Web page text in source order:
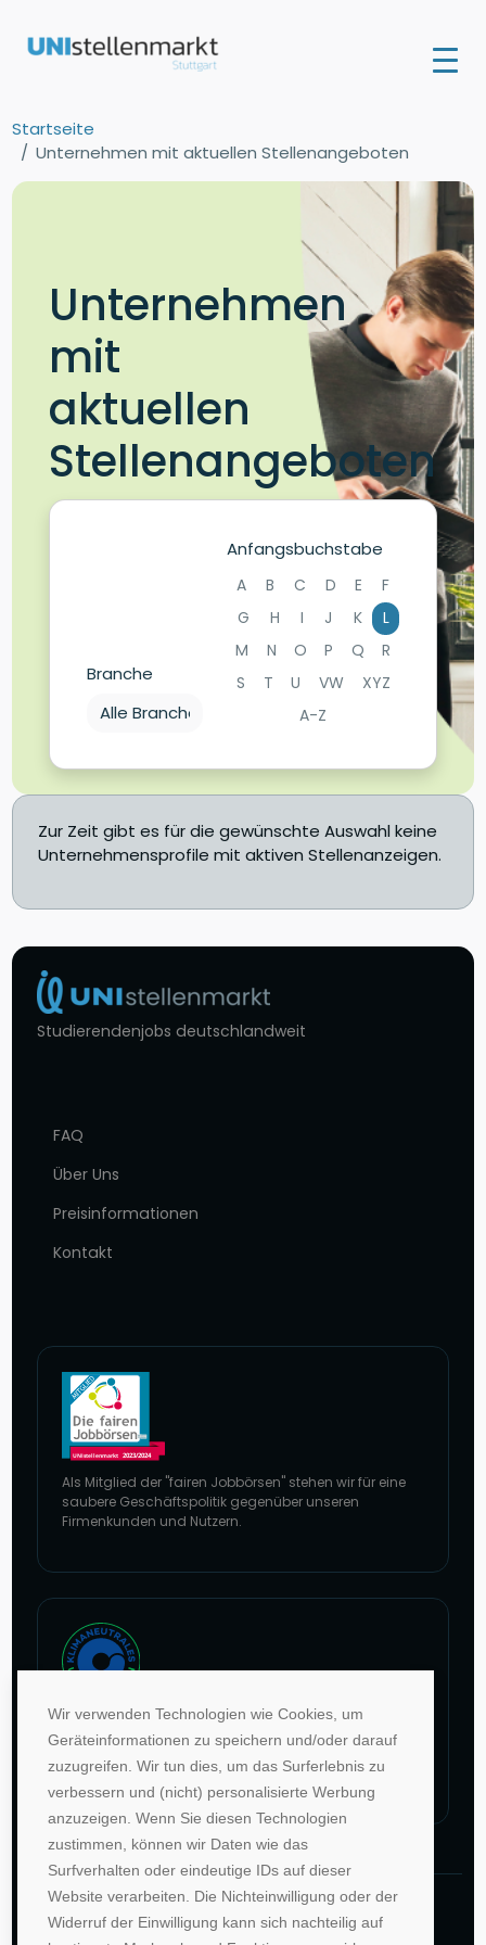
Wir verwenden Technologien wie Cookies, um
Geräteinformationen zu speichern und/oder darauf
zuzugreifen. Wir tun dies, um das Surferlebnis zu
verbessern und (nicht) personalisierte Werbung
anzuzeigen. Wenn Sie diesen Technologien
zustimmen, können wir Daten wie das
Surfverhalten oder eindeutige IDs auf dieser
Website verarbeiten. Die Nichteinwilligung oder der
Widerruf der Einwilligung kann sich nachteilig auf
Startseite
Unternehmen mit aktuellen Stellenangeboten
Unternehmen
mit
aktuellen
Stellenangeboten
Branche
Anfangsbuchstabe
A B C D E
F
G
H I J K
L
M
N O P Q
R
S
T U VW
XYZ
A-Z
Zur Zeit gibt es für die gewünschte Auswahl keine
Unternehmensprofile mit aktiven Stellenanzeigen.
Studierendenjobs deutschlandweit
FAQ
Über Uns
Preisinformationen
Kontakt
Als Mitglied der "fairen Jobbörsen" stehen wir für eine
saubere Geschäftspolitik gegenüber unseren
Firmenkunden und Nutzern.
Im Rahmen unseres Engagements in der Allianz für
Klima und Entwicklung gleichen wir unsere CO2-
Emissionen durch weltweite Projekte aus.
Zur Website von Climate Extender: Klimaneutrales Unternehmen
©1996-2026 Deutsche Hochschulwerbung und -
vertriebs GmbH. Alle Rechte vorbehalten.